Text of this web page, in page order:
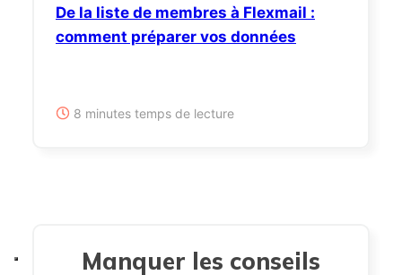
De la liste de membres à Flexmail :
comment préparer vos données
8 minutes temps de lecture
Manquer les conseils